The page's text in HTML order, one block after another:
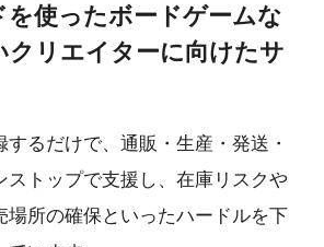
を使ったボードゲームな
クリエイターに向けたサ
するだけで、通販・生産・発送・
ストップで支援し、在庫リスクや
場所の確保といったハードルを下